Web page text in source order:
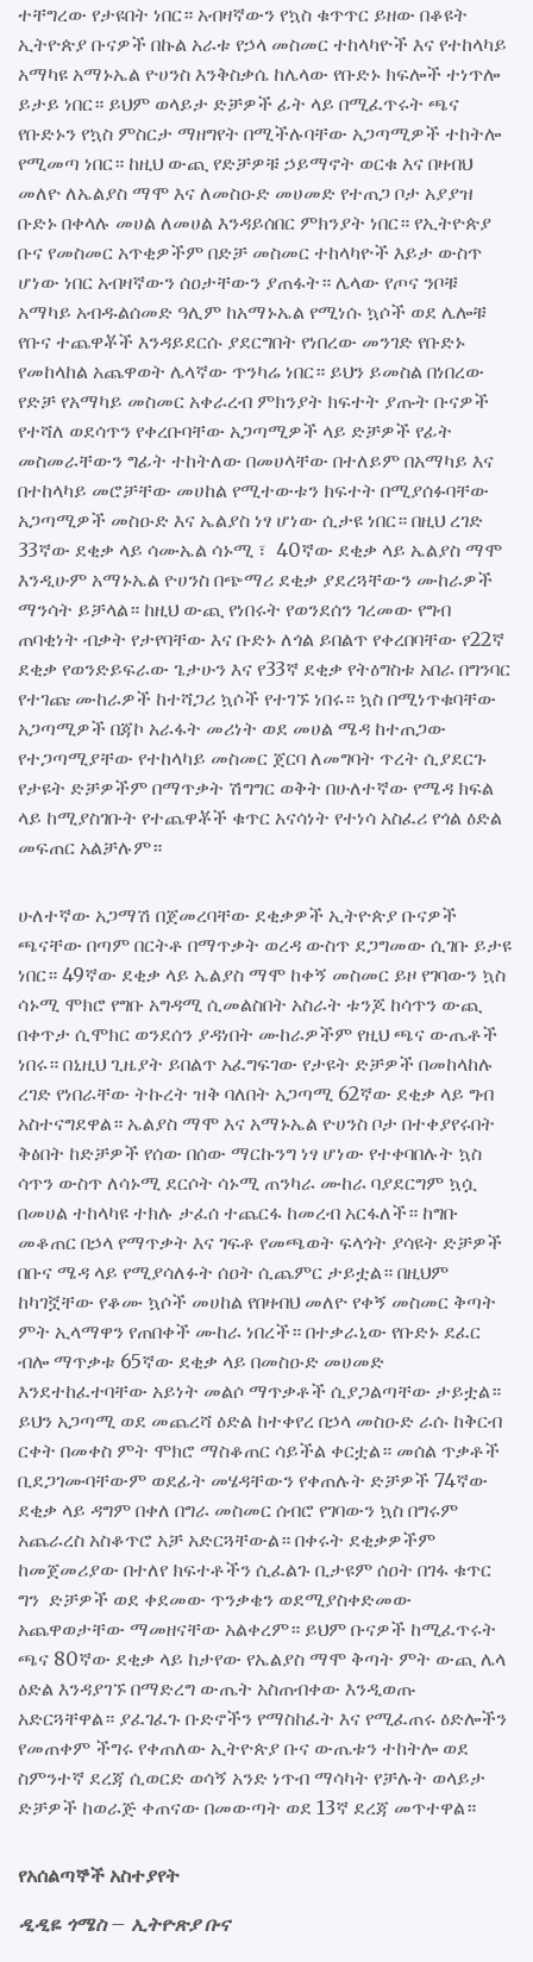
ተቸግረው የታዩበት ነበር። አብዛኛውን የኳስ ቁጥጥር ይዘው በቆዩት
ኢትዮጵያ ቡናዎች በኩል አራቱ የኃላ መስመር ተከላካዮች እና የተከላካይ
አማካዩ አማኑኤል ዮሀንስ እንቅስቃሴ ከሌላው የቡድኑ ክፍሎች ተነጥሎ
ይታይ ነበር። ይህም ወላይታ ድቻዎች ፊት ላይ በሚፈጥሩት ጫና
የቡድኑን የኳስ ምስርታ ማዘግየት በሚችሉባቸው አጋጣሚዎች ተከትሎ
የሚመጣ ነበር። ከዚህ ውጪ የድቻዎቹ ኃይማኖት ወርቁ እና በዛብህ
መለዮ ለኤልያስ ማሞ እና ለመስዑድ መሀመድ የተጠጋ ቦታ አያያዝ
ቡድኑ በቀላሉ መሀል ለመሀል እንዳይሰበር ምክንያት ነበር። የኢትዮጵያ
ቡና የመስመር አጥቂዎችም በድቻ መስመር ተከላካዮች እይታ ውስጥ
ሆነው ነበር አብዛኛውን ሰዐታቸውን ያጠፋት። ሌላው የጦና ንቦቹ
አማካይ አብዱልሰመድ ዓሊም ከአማኑኤል የሚነሱ ኳሶች ወደ ሌሎቹ
የቡና ተጨዋቾች እንዳይደርሱ ያደርግበት የነበረው መንገድ የቡድኑ
የመከላከል አጨዋወት ሌላኛው ጥንካሬ ነበር። ይህን ይመስል በነበረው
የድቻ የአማካይ መስመር አቀራረብ ምክንያት ክፍተት ያጡት ቡናዎች
የተሻለ ወደሳጥን የቀረቡባቸው አጋጣሚዎች ላይ ድቻዎች የፊት
መስመራቸውን ግፊት ተከትለው በመሀላቸው በተለይም በአማካይ እና
በተከላካይ መሮቻቸው መሀከል የሚተውቱን ክፍተት በሚያሰፉባቸው
አጋጣሚዎች መስዑድ እና ኤልያስ ነፃ ሆነው ሲታዩ ነበር። በዚህ ረገድ
33ኛው ደቂቃ ላይ ሳሙኤል ሳኑሚ ፣ 40ኛው ደቂቃ ላይ ኤልያስ ማሞ
እንዲሁም አማኑኤል ዮሀንስ በጭማሪ ደቂቃ ያደረጓቸውን ሙከራዎች
ማንሳት ይቻላል። ከዚህ ውጪ የነበሩት የወንደሰን ገረመው የግብ
ጠባቂነት ብቃት የታየባቸው እና ቡድኑ ለጎል ይበልጥ የቀረበባቸው የ22ኛ
ደቂቃ የወንድይፍራው ጌታሁን እና የ33ኛ ደቂቃ የትዕግስቱ አበራ በግንባር
የተገጩ ሙከራዎች ከተሻጋሪ ኳሶች የተገኙ ነበሩ። ኳስ በሚነጥቁባቸው
አጋጣሚዎች በጃኮ አራፋት መሪነት ወደ መሀል ሜዳ ከተጠጋው
የተጋጣሚያቸው የተከላካይ መስመር ጀርባ ለመግባት ጥረት ሲያደርጉ
የታዩት ድቻዎችም በማጥቃት ሽግግር ወቅት በሁለተኛው የሜዳ ክፍል
ላይ ከሚያስገቡት የተጨዋቾች ቁጥር አናሳነት የተነሳ አስፈሪ የጎል ዕድል
መፍጠር አልቻሉም።
ሁለተኛው አጋማሽ በጀመረባቸው ደቂቃዎች ኢትዮጵያ ቡናዎች
ጫናቸው በጣም በርትቶ በማጥቃት ወረዳ ውስጥ ደጋግመው ሲገቡ ይታዩ
ነበር። 49ኛው ደቂቃ ላይ ኤልያስ ማሞ ከቀኝ መስመር ይዞ የገባውን ኳስ
ሳኑሚ ሞክሮ የግቡ አግዳሚ ሲመልስበት አስራት ቱንጆ ከሳጥን ውጪ
በቀጥታ ሲሞክር ወንደሰን ያዳነበት ሙከራዎችም የዚህ ጫና ውጤቶች
ነበሩ። በኒዚህ ጊዜያት ይበልጥ አፈግፍገው የታዩት ድቻዎች በመከላከሉ
ረገድ የነበራቸው ትኩረት ዝቅ ባለበት አጋጣሚ 62ኛው ደቂቃ ላይ ግብ
አስተናግደዋል። ኤልያስ ማሞ እና አማኑኤል ዮሀንስ ቦታ በተቀያየሩበት
ቅፅበት ከድቻዎች የሰው በሰው ማርኩንግ ነፃ ሆነው የተቀባበሉት ኳስ
ሳጥን ውስጥ ለሳኑሚ ደርሶት ሳኑሚ ጠንካራ ሙከራ ባያደርግም ኳሷ
በመሀል ተከላካዩ ተክሉ ታፈሰ ተጨርፋ ከመረብ አርፋለች። ከግቡ
መቆጠር በኃላ የማጥቃት እና ገፍቶ የመጫወት ፍላጎት ያሳዩት ድቻዎች
በቡና ሜዳ ላይ የሚያሳለፉት ሰዐት ሲጨምር ታይቷል። በዚህም
ከካገኟቸው የቆሙ ኳሶች መሀከል የበዛብህ መለዮ የቀኝ መስመር ቅጣት
ምት ኢላማዋን የጠበቀች ሙከራ ነበረች። በተቃራኒው የቡድኑ ደፈር
ብሎ ማጥቃቱ 65ኛው ደቂቃ ላይ በመስዑድ መሀመድ
እንደተከፈተባቸው አይነት መልሶ ማጥቃቶች ሲያጋልጣቸው ታይቷል።
ይህን አጋጣሚ ወደ መጨረሻ ዕድል ከተቀየረ በኃላ መስዑድ ራሱ ከቅርብ
ርቀት በመቀስ ምት ሞክሮ ማስቆጠር ሳይችል ቀርቷል። መሰል ጥቃቶች
ቢደጋገሙባቸውም ወደፊት መሄዳቸውን የቀጠሉት ድቻዎች 74ኛው
ደቂቃ ላይ ዳግም በቀለ በግራ መስመር ሰብሮ የገባውን ኳስ በግሩም
አጨራረስ አስቆጥሮ አቻ አድርጓቸውል። በቀሩት ደቂቃዎችም
ከመጀመሪያው በተለየ ክፍተቶችን ሲፈልጉ ቢታዩም ሰዐት በገፋ ቁጥር
ግን ድቻዎች ወደ ቀደመው ጥንቃቄን ወደሚያስቀድመው
አጨዋወታቸው ማመዘናቸው አልቀረም። ይህም ቡናዎች ከሚፈጥሩት
ጫና 80ኛው ደቂቃ ላይ ከታየው የኤልያስ ማሞ ቅጣት ምት ውጪ ሌላ
ዕድል እንዳያገኙ በማድረግ ውጤት አስጠብቀው እንዲወጡ
አድርጓቸዋል። ያፈገፈጉ ቡድኖችን የማስከፈት እና የሚፈጠሩ ዕድሎችን
የመጠቀም ችግሩ የቀጠለው ኢትዮጵያ ቡና ውጤቱን ተከትሎ ወደ
ስምንተኛ ደረጃ ሲወርድ ወሳኝ አንድ ነጥብ ማሳካት የቻሉት ወላይታ
ድቻዎች ከወራጅ ቀጠናው በመውጣት ወደ 13ኛ ደረጃ መጥተዋል።
የአሰልጣኞች አስተያየት
ዲዲዬ ጎሜስ – ኢትዮጽያ ቡና